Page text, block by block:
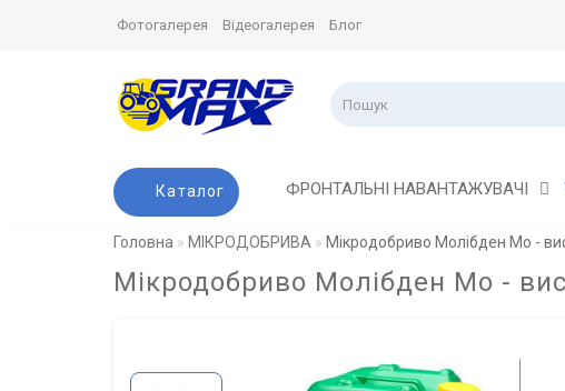
Фотогалерея Відеогалерея Блог
Каталог ФРОНТАЛЬНІ НАВАНТАЖУВАЧІ
Головна МІКРОДОБРИВА Мікродобриво Молібден Mo -
Мікродобриво Молібден Mo -